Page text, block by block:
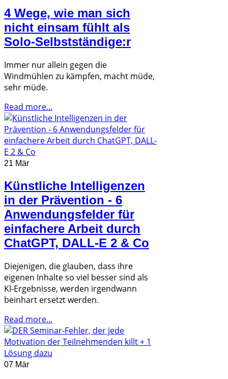
4 Wege, wie man sich
nicht einsam fühlt als
Solo-Selbstständige:r
Immer nur allein gegen die
Windmühlen zu kämpfen, macht müde,
sehr müde.
Read more...
21 Mär
Künstliche Intelligenzen
in der Prävention - 6
Anwendungsfelder für
einfachere Arbeit durch
ChatGPT, DALL-E 2 & Co
Diejenigen, die glauben, dass ihre
eigenen Inhalte so viel besser sind als
KI-Ergebnisse, werden irgendwann
beinhart ersetzt werden.
Read more...
07 Mär